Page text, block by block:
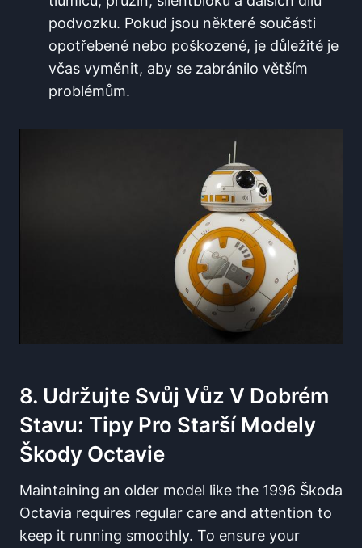
podvozku. Pokud jsou některé součásti
opotřebené nebo poškozené, je důležité je
včas vyměnit, aby se zabránilo větším
problémům.
8. Udržujte Svůj Vůz V Dobrém
Stavu: Tipy Pro Starší Modely
Škody Octavie
Maintaining an older model like the 1996 Škoda
Octavia requires regular care and attention to
keep it running smoothly. To ensure your